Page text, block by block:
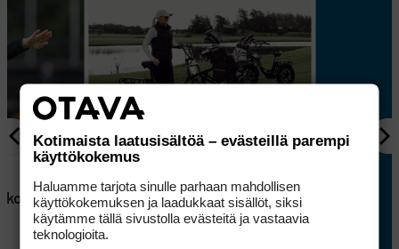
AJANKOHTAISTA
Lappajärvellä kisataan
sunnuntaina hyvin
erikoisessa golftriathlonissa
Kotimaista laatusisältöä – evästeillä parempi
käyttökokemus
Haluamme tarjota sinulle parhaan mahdollisen
käyttökokemuksen ja laadukkaat sisällöt, siksi
käytämme tällä sivustolla evästeitä ja vastaavia
teknologioita.